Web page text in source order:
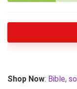
Shop Now: Bible,